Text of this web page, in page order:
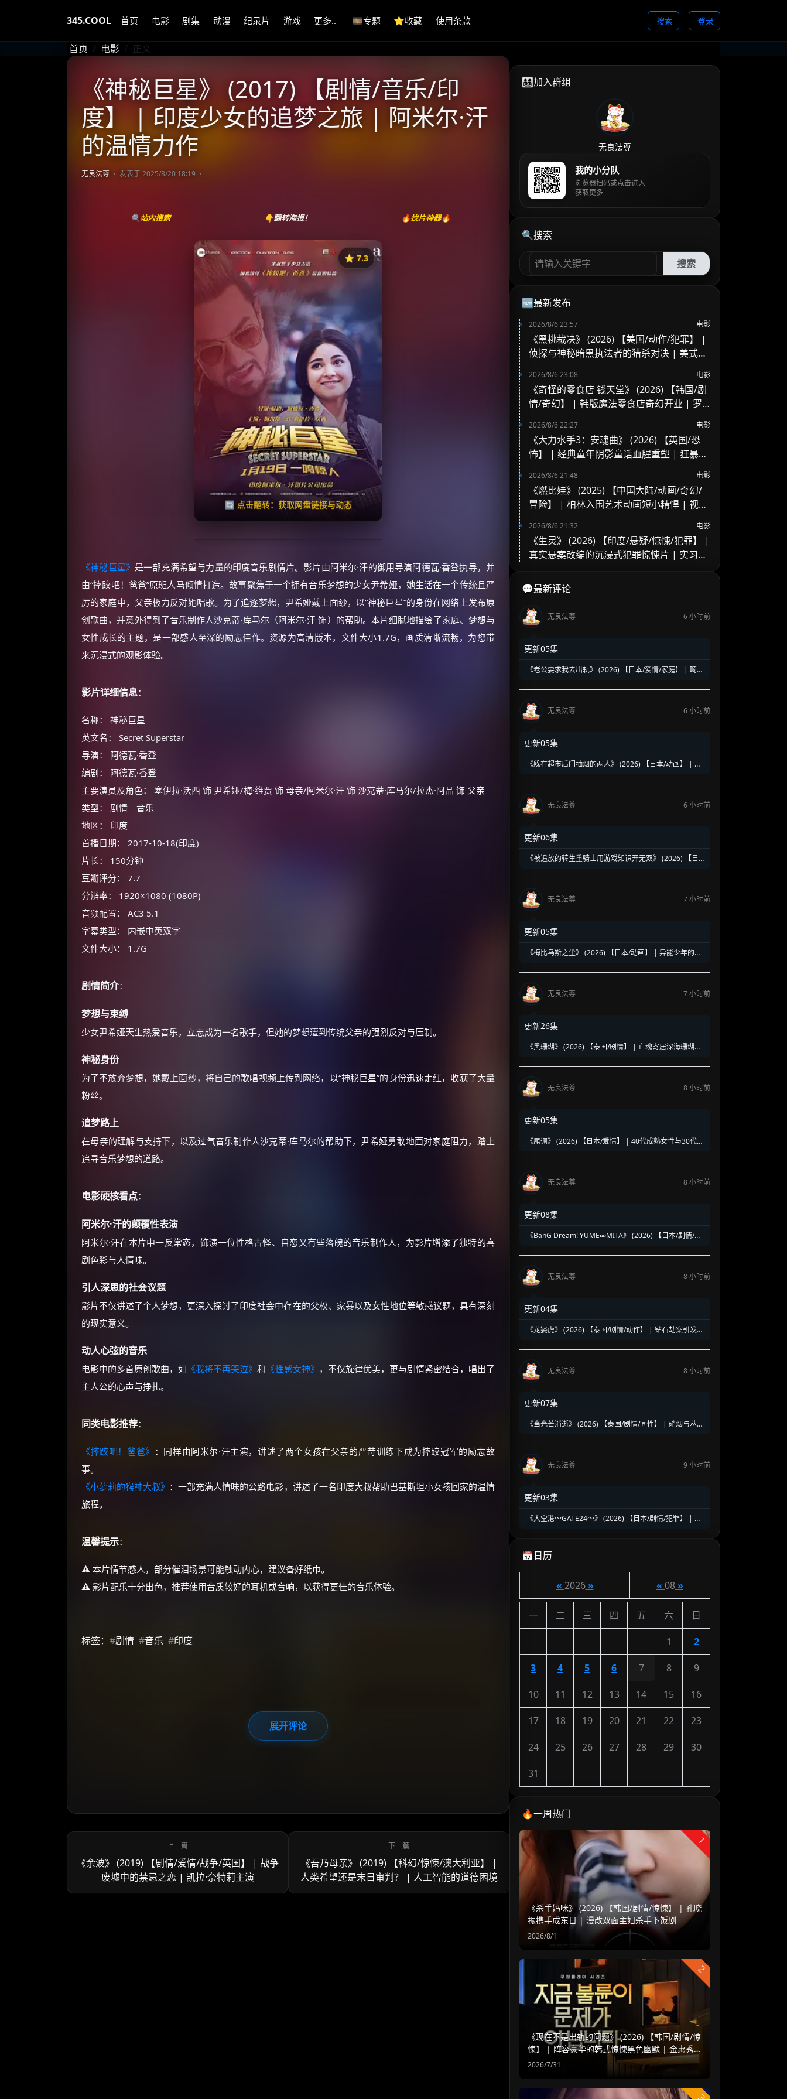
345.COOL 首页 电影 剧集 动漫 纪录片 游戏 更多.. 🎞️专题 ⭐️收藏 使用条款 搜索 登录
首页 电影 正文
《神秘巨星》 (2017) 【剧情/音乐/印
度】 | 印度少女的追梦之旅 | 阿米尔·汗
的温情力作
无良法尊 发表于 2025/8/20 18:19
🔍站内搜索 👇翻转海报！ 🔥找片神器🔥
⭐️ 7.3
🔄 点击翻转：获取网盘链接与动态
《神秘巨星》
⭐️ 评分：7.3 | 🎬 2017年
夸克网盘
失效请反馈
🧧️
天天领红包
《神秘巨星》是一部充满希望与力量的印度音乐剧情片。影片由阿米尔·汗的御用导演阿德瓦·香登执导，并
由“摔跤吧！爸爸”原班人马倾情打造。故事聚焦于一个拥有音乐梦想的少女尹希娅，她生活在一个传统且严
厉的家庭中，父亲极力反对她唱歌。为了追逐梦想，尹希娅戴上面纱，以“神秘巨星”的身份在网络上发布原
创歌曲，并意外得到了音乐制作人沙克蒂·库马尔（阿米尔·汗 饰）的帮助。本片细腻地描绘了家庭、梦想与
女性成长的主题，是一部感人至深的励志佳作。资源为高清版本，文件大小1.7G，画质清晰流畅，为您带
来沉浸式的观影体验。
影片详细信息：
名称： 神秘巨星
英文名： Secret Superstar
导演： 阿德瓦·香登
编剧： 阿德瓦·香登
主要演员及角色： 塞伊拉·沃西 饰 尹希娅/梅·维贾 饰 母亲/阿米尔·汗 饰 沙克蒂·库马尔/拉杰·阿晶 饰 父亲
类型： 剧情｜音乐
地区： 印度
首播日期： 2017-10-18(印度)
片长： 150分钟
豆瓣评分： 7.7
分辨率： 1920×1080 (1080P)
音频配置： AC3 5.1
字幕类型： 内嵌中英双字
文件大小： 1.7G
剧情简介：
梦想与束缚
少女尹希娅天生热爱音乐，立志成为一名歌手，但她的梦想遭到传统父亲的强烈反对与压制。
神秘身份
为了不放弃梦想，她戴上面纱，将自己的歌唱视频上传到网络，以“神秘巨星”的身份迅速走红，收获了大量
粉丝。
追梦路上
在母亲的理解与支持下，以及过气音乐制作人沙克蒂·库马尔的帮助下，尹希娅勇敢地面对家庭阻力，踏上
追寻音乐梦想的道路。
电影硬核看点：
阿米尔·汗的颠覆性表演
阿米尔·汗在本片中一反常态，饰演一位性格古怪、自恋又有些落魄的音乐制作人，为影片增添了独特的喜
剧色彩与人情味。
引人深思的社会议题
影片不仅讲述了个人梦想，更深入探讨了印度社会中存在的父权、家暴以及女性地位等敏感议题，具有深刻
的现实意义。
动人心弦的音乐
电影中的多首原创歌曲，如 《我将不再哭泣》和 《性感女神》 ，不仅旋律优美，更与剧情紧密结合，唱出了
主人公的心声与挣扎。
同类电影推荐：
《摔跤吧！爸爸》 ：同样由阿米尔·汗主演，讲述了两个女孩在父亲的严苛训练下成为摔跤冠军的励志故
事。
《小萝莉的猴神大叔》 ：一部充满人情味的公路电影，讲述了一名印度大叔帮助巴基斯坦小女孩回家的温情
旅程。
温馨提示：
⚠️ 本片情节感人，部分催泪场景可能触动内心，建议备好纸巾。
⚠️ 影片配乐十分出色，推荐使用音质较好的耳机或音响，以获得更佳的音乐体验。
标签： #剧情 #音乐 #印度
展开评论
《余波》 (2019) 【剧情/爱情/战争/英国】 | 战争
废墟中的禁忌之恋 | 凯拉·奈特莉主演
《吾乃母亲》 (2019) 【科幻/惊悚/澳大利亚】 |
人类希望还是末日审判？ | 人工智能的道德困境
👨‍👩‍👧‍👦加入群组
无良法尊
我的小分队
浏览器扫码或点击进入
获取更多
🔍搜索
搜索
🆕最新发布
2026/8/6 23:57 电影
《黑桃裁决》 (2026) 【美国/动作/犯罪】 |
侦探与神秘暗黑执法者的猎杀对决 | 美式B
2026/8/6 23:08 电影
《奇怪的零食店 钱天堂》 (2026) 【韩国/剧
情/奇幻】 | 韩版魔法零食店奇幻开业 | 罗
2026/8/6 22:27 电影
《大力水手3：安魂曲》 (2026) 【英国/恐
怖】 | 经典童年阴影童话血腥重塑 | 狂暴波
2026/8/6 21:48 电影
《燃比娃》 (2025) 【中国大陆/动画/奇幻/
冒险】 | 柏林入围艺术动画短小精悍 | 视觉
2026/8/6 21:32 电影
《生灵》 (2026) 【印度/悬疑/惊悚/犯罪】 |
真实悬案改编的沉浸式犯罪惊悚片 | 实习警
💬最新评论
无良法尊 6 小时前
更新05集
《老公要求我去出轨》 (2026) 【日本/爱情/家庭】 | 畸形
马
无良法尊
6 小时前
更新05集
《躲在超市后门抽烟的两人》 (2026) 【日本/动画】 | 超
爱漫改神作
无良法尊
6 小时前
更新06集
《被追放的转生重骑士用游戏知识开无双》 (2026) 【日
界爽番
无良法尊
7 小时前
更新05集
《梅比乌斯之尘》 (2026) 【日本/动画】 | 异能少年的莫
无良法尊 7 小时前
更新26集
《黑珊瑚》 (2026) 【泰国/剧情】 | 亡魂寄居深海珊瑚的
无良法尊 8 小时前
更新05集
《尾调》 (2026) 【日本/爱情】 | 40代成熟女性与30代压
无良法尊 8 小时前
更新08集
《BanG Dream! YUME∞MITA》 (2026) 【日本/剧情/动
少女成长物语
无良法尊
8 小时前
更新04集
《龙婆虎》 (2026) 【泰国/剧情/动作】 | 钻石劫案引发的
无良法尊 8 小时前
更新07集
《当光芒消逝》 (2026) 【泰国/剧情/同性】 | 硝烟与丛林
无良法尊 9 小时前
更新03集
《大空港～GATE24～》 (2026) 【日本/剧情/犯罪】 | 机
📅日历
« 2026» « 08»
一 二 三 四 五 六 日
1 2
3 4 5 6 7 8 9
10 11 12 13 14 15 16
17 18 19 20 21 22 23
24 25 26 27 28 29 30
31
🔥一周热门
1
《杀手妈咪》 (2026) 【韩国/剧情/惊悚】 | 孔晓
振携手成东日 | 漫改双面主妇杀手下饭剧
2026/8/1
2
《现在不是出轨的问题》 (2026) 【韩国/剧情/惊
悚】 | 阵容豪华的韩式惊悚黑色幽默 | 金惠秀 x
赵汝贞强强联手
2026/7/31
🧧 福利领取站 ×
如夸克12个月送14天 最低75元！